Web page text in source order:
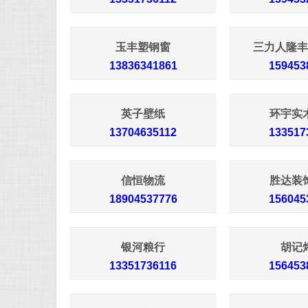
玉丰塑钢窗
13836341861
三力人隆
英子壁纸
13704635112
环宇实
信恒物流
18904537776
胜达装
银河粮行
13351736116
胡记